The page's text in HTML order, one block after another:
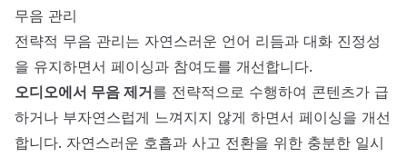
무음 관리
전략적 무음 관리는 자연스러운 언어 리듬과 대화 진정성
을 유지하면서 페이싱과 참여도를 개선합니다.
오디오에서 무음 제거를 전략적으로 수행하여 콘텐츠가 급
하거나 부자연스럽게 느껴지지 않게 하면서 페이싱을 개선
합니다. 자연스러운 호흡과 사고 전환을 위한 충분한 일시